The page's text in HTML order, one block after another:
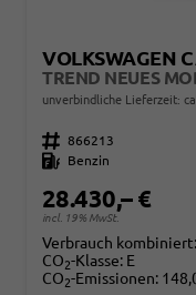
VOLKSWAGEN
TREND NEUES
unverbindliche Lieferzeit:
Fahrzeugnr. 866213
Kraftstoff
Benzin
28.430,– €
incl. 19% MwSt.
Verbrauch kombiniert:
CO2-Klasse: E
CO2-Emissionen: